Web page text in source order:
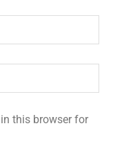
this browser for